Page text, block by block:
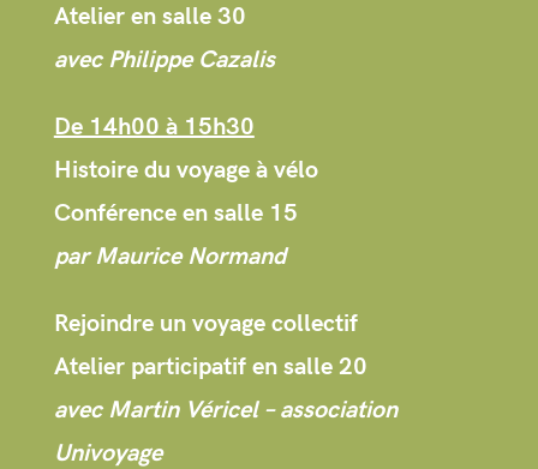
Atelier en salle 30
avec Philippe Cazalis
De 14h00 à 15h30
Histoire du voyage à vélo
Conférence en salle 15
par Maurice Normand
Rejoindre un voyage collectif
Atelier participatif en salle 20
avec Martin Véricel – association
Univoyage